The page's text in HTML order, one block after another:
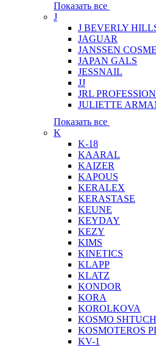
Показать все
J
J BEVERLY
JAGUAR
JANSSEN
JAPAN GALS
JESSNAIL
JJ
JRL
JULIETTE
Показать все
K
K-18
KAARAL
KAIZER
KAPOUS
KERALEX
KERASTASE
KEUNE
KEYDAY
KEZY
KIMS
KINETICS
KLAPP
KLATZ
KONDOR
KORA
KOROLKOVA
KOSMO
KOSMOTEROS
KV-1